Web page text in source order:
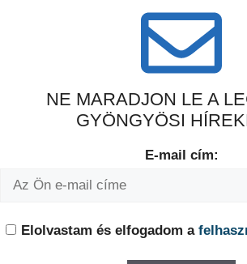
NE MARADJON LE A
GYÖNGYÖSI
E-mail cím:
Elolvastam és elfogadom a